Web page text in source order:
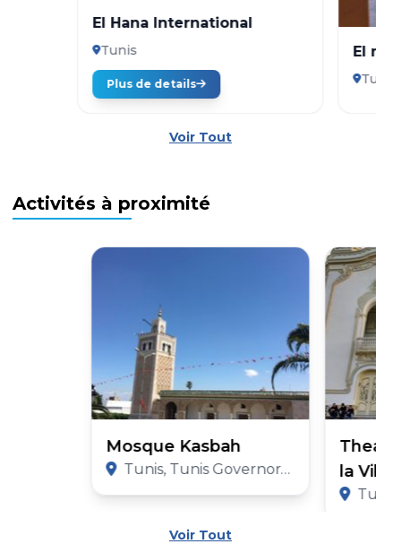
El Hana International
Tunis
Plus de details
El
Tunis
Voir Tout
Activités à proximité
Mosque Kasbah
Tunis, Tunis Governorate
la Ville
Tunis,
Voir Tout